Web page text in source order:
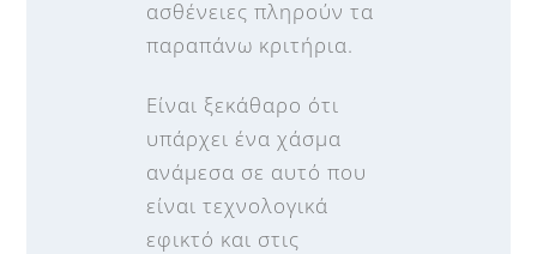
ασθένειες πληρούν τα
παραπάνω κριτήρια.
Είναι ξεκάθαρο ότι
υπάρχει ένα χάσμα
ανάμεσα σε αυτό που
είναι τεχνολογικά
εφικτό και στις